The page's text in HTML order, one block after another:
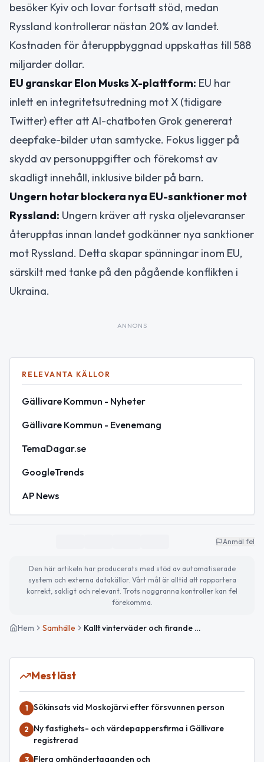
besöker Kyiv och lovar fortsatt stöd, medan
Ryssland kontrollerar nästan 20% av landet.
Kostnaden för återuppbyggnad uppskattas till 588
miljarder dollar.
EU granskar Elon Musks X-plattform: EU har
inlett en integritetsutredning mot X (tidigare
Twitter) efter att AI-chatboten Grok genererat
deepfake-bilder utan samtycke. Fokus ligger på
skydd av personuppgifter och förekomst av
skadligt innehåll, inklusive bilder på barn.
Ungern hotar blockera nya EU-sanktioner mot
Ryssland: Ungern kräver att ryska oljelevaranser
återupptas innan landet godkänner nya sanktioner
mot Ryssland. Detta skapar spänningar inom EU,
särskilt med tanke på den pågående konflikten i
Ukraina.
ANNONS
RELEVANTA KÄLLOR
Gällivare Kommun - Nyheter
Gällivare Kommun - Evenemang
TemaDagar.se
GoogleTrends
AP News
Anmäl fel
Den här artikeln har producerats med stöd av automatiserade
system och externa datakällor. Vårt mål är alltid att rapportera
korrekt, sakligt och relevant. Trots noggranna kontroller kan fel
förekomma.
Hem Samhälle Kallt vinterväder och firande av Grapefruktens dag
Mest läst
1 Sökinsats vid Moskojärvi efter försvunnen person
2
Ny fastighets- och värdepappersfirma i Gällivare
registrerad
3 Flera omhändertaganden och